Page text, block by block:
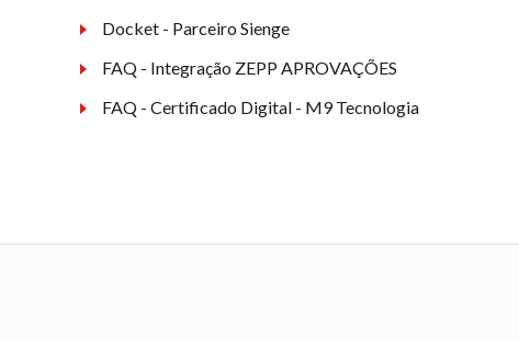
Docket - Parceiro Sienge
FAQ - Integração ZEPP APROVAÇÕES
FAQ - Certificado Digital - M9 Tecnologia